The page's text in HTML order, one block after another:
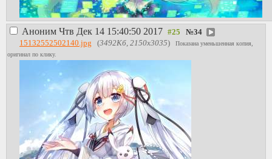
Аноним Чтв Дек 14 15:40:50 2017 №34
15132552502140.jpg (3492Кб, 2150x3035)
Показана уменьшенная копия,
оригинал по клику.